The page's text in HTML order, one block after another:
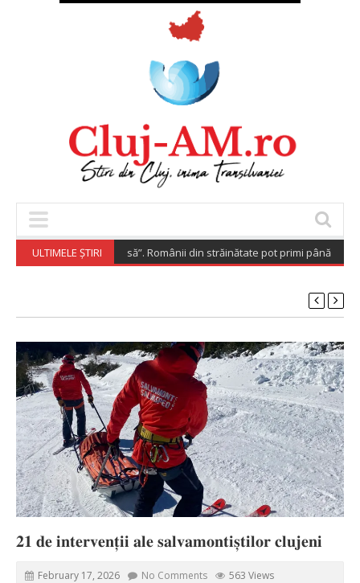
ULTIMELE ȘTIRI
Investește Acasă”. Românii din străinătate pot primi până la
𝟐𝟏 𝐝𝐞 𝐢𝐧𝐭𝐞𝐫𝐯𝐞𝐧𝐭̦𝐢𝐢 𝐚𝐥𝐞 𝐬𝐚𝐥𝐯𝐚𝐦𝐨𝐧𝐭𝐢𝐬̦𝐭𝐢𝐥𝐨𝐫 𝐜𝐥𝐮𝐣𝐞𝐧𝐢
February 17, 2026 No Comments
563 Views